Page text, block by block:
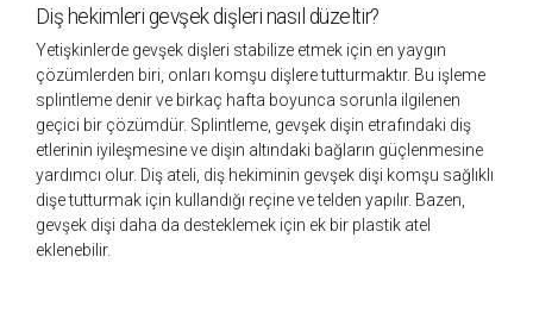
Diş hekimleri gevşek dişleri nasıl düzeltir?
Yetişkinlerde gevşek dişleri stabilize etmek için en yaygın
çözümlerden biri, onları komşu dişlere tutturmaktır. Bu işleme
splintleme denir ve birkaç hafta boyunca sorunla ilgilenen
geçici bir çözümdür. Splintleme, gevşek dişin etrafındaki diş
etlerinin iyileşmesine ve dişin altındaki bağların güçlenmesine
yardımcı olur. Diş ateli, diş hekiminin gevşek dişi komşu sağlıklı
dişe tutturmak için kullandığı reçine ve telden yapılır. Bazen,
gevşek dişi daha da desteklemek için ek bir plastik atel
eklenebilir.